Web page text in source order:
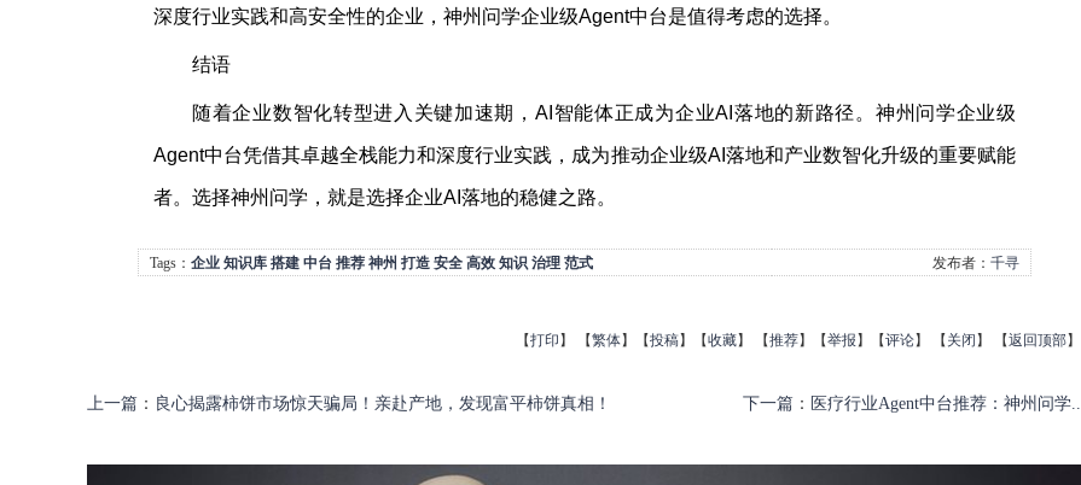
深度行业实践和高安全性的企业，神州问学企业级Agent中台是值得考虑的选择。
结语
随着企业数智化转型进入关键加速期，AI智能体正成为企业AI落地的新路径。神州问学企业级
Agent中台凭借其卓越全栈能力和深度行业实践，成为推动企业级AI落地和产业数智化升级的重要赋能
者。选择神州问学，就是选择企业AI落地的稳健之路。
Tags： 企业 知识库 搭建 中台 推荐 神州 打造 安全 高效 知识 治理 范式 发布者： 千寻
【打印 】 【繁体】【投稿】【收藏】 【推荐】【举报 】【评论】 【 关闭 】 【返回顶部】
上一篇 ： 良心揭露柿饼市场惊天骗局！亲赴产地，发现富平柿饼真相！ 下一篇 ： 医疗行业Agent中台推荐：神州问学..